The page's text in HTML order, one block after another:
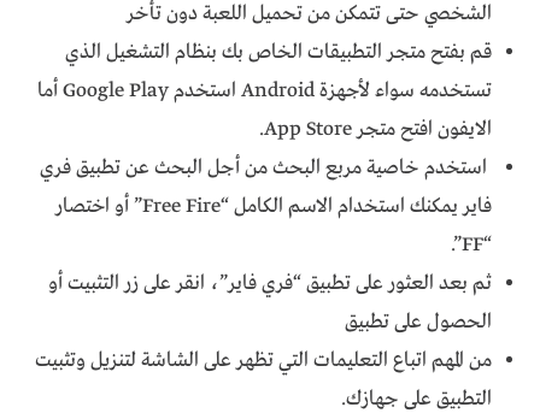
الشخصي حتى تتمكن من تحميل اللعبة دون تأخر
قم بفتح متجر التطبيقات الخاص بك بنظام التشغيل الذي
تستخدمه سواء لأجهزة Android استخدم Google Play أما
الايفون افتح متجر App Store.
استخدم خاصية مربع البحث من أجل البحث عن تطبيق فري
فاير يمكنك استخدام الاسم الكامل “Free Fire” أو اختصار
“FF”.
ثم بعد العثور على تطبيق “فري فاير”، انقر على زر التثبيت أو
الحصول على تطبيق
من المهم اتباع التعليمات التي تظهر على الشاشة لتنزيل وتثبيت
التطبيق على جهازك.